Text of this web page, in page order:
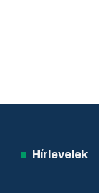
Hírlevelek